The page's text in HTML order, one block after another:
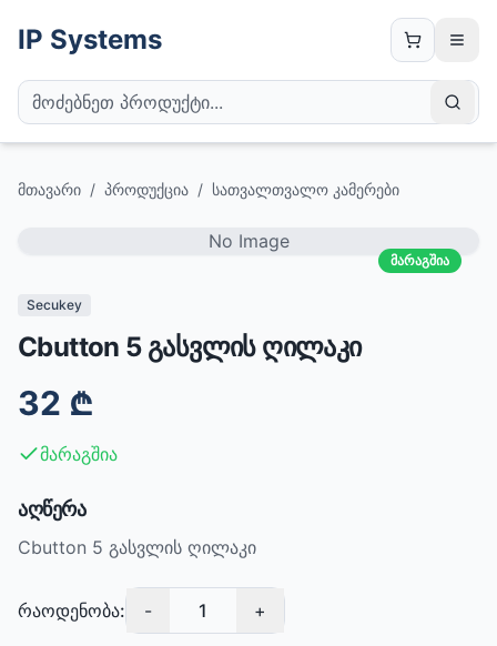
IP Systems
მთავარი / პროდუქცია / სათვალთვალო კამერები
No Image
მარაგშია
Secukey
Cbutton 5 გასვლის ღილაკი
32 ₾
მარაგშია
აღწერა
Cbutton 5 გასვლის ღილაკი
რაოდენობა: - 1 +